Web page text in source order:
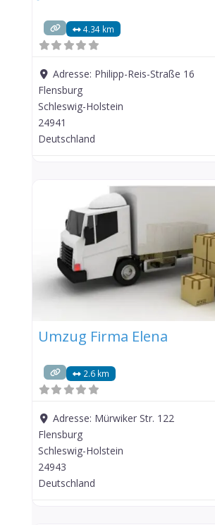
4.34 km
Adresse: Philipp-Reis-Straße 16
Flensburg
Schleswig-Holstein
24941
Deutschland
Umzug Firma Elena
2.6 km
Adresse: Mürwiker Str. 122
Flensburg
Schleswig-Holstein
24943
Deutschland